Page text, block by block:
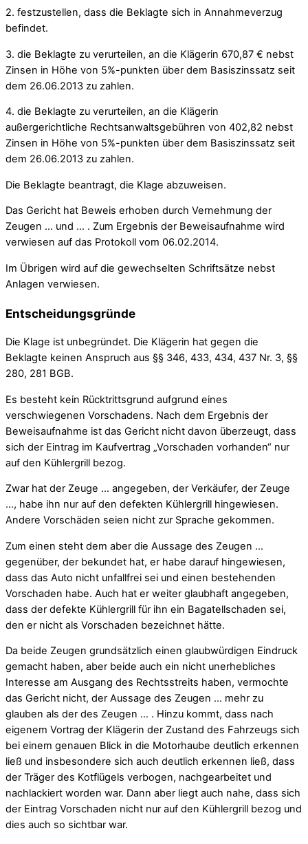
2. festzustellen, dass die Beklagte sich in Annahmeverzug
befindet.
3. die Beklagte zu verurteilen, an die Klägerin 670,87 € nebst
Zinsen in Höhe von 5%-punkten über dem Basiszinssatz seit
dem 26.06.2013 zu zahlen.
4. die Beklagte zu verurteilen, an die Klägerin
außergerichtliche Rechtsanwaltsgebühren von 402,82 nebst
Zinsen in Höhe von 5%-punkten über dem Basiszinssatz seit
dem 26.06.2013 zu zahlen.
Die Beklagte beantragt, die Klage abzuweisen.
Das Gericht hat Beweis erhoben durch Vernehmung der
Zeugen … und … . Zum Ergebnis der Beweisaufnahme wird
verwiesen auf das Protokoll vom 06.02.2014.
Im Übrigen wird auf die gewechselten Schriftsätze nebst
Anlagen verwiesen.
Entscheidungsgründe
Die Klage ist unbegründet. Die Klägerin hat gegen die
Beklagte keinen Anspruch aus §§ 346, 433, 434, 437 Nr. 3, §§
280, 281 BGB.
Es besteht kein Rücktrittsgrund aufgrund eines
verschwiegenen Vorschadens. Nach dem Ergebnis der
Beweisaufnahme ist das Gericht nicht davon überzeugt, dass
sich der Eintrag im Kaufvertrag „Vorschaden vorhanden“ nur
auf den Kühlergrill bezog.
Zwar hat der Zeuge … angegeben, der Verkäufer, der Zeuge
…, habe ihn nur auf den defekten Kühlergrill hingewiesen.
Andere Vorschäden seien nicht zur Sprache gekommen.
Zum einen steht dem aber die Aussage des Zeugen …
gegenüber, der bekundet hat, er habe darauf hingewiesen,
dass das Auto nicht unfallfrei sei und einen bestehenden
Vorschaden habe. Auch hat er weiter glaubhaft angegeben,
dass der defekte Kühlergrill für ihn ein Bagatellschaden sei,
den er nicht als Vorschaden bezeichnet hätte.
Da beide Zeugen grundsätzlich einen glaubwürdigen Eindruck
gemacht haben, aber beide auch ein nicht unerhebliches
Interesse am Ausgang des Rechtsstreits haben, vermochte
das Gericht nicht, der Aussage des Zeugen … mehr zu
glauben als der des Zeugen … . Hinzu kommt, dass nach
eigenem Vortrag der Klägerin der Zustand des Fahrzeugs sich
bei einem genauen Blick in die Motorhaube deutlich erkennen
ließ und insbesondere sich auch deutlich erkennen ließ, dass
der Träger des Kotflügels verbogen, nachgearbeitet und
nachlackiert worden war. Dann aber liegt auch nahe, dass sich
der Eintrag Vorschaden nicht nur auf den Kühlergrill bezog und
dies auch so sichtbar war.